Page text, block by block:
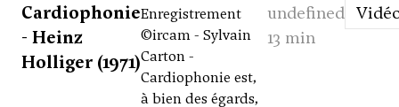
Cardiophonie
- Heinz
Holliger (1971)
Enregistrement
©ircam - Sylvain
Carton -
Cardiophonie est,
à bien des égards,
undefined
13 min